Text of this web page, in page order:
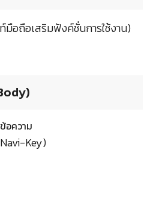
อถือเสริมฟังค์ชั่นการใช้งาน)
อความ
Key)